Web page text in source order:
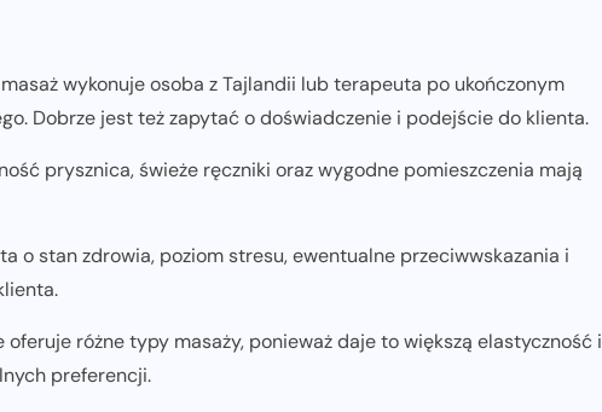
wykonuje osoba z Tajlandii lub terapeuta po ukończonym
Dobrze jest też zapytać o doświadczenie i podejście do klienta.
prysznica, świeże ręczniki oraz wygodne pomieszczenia mają
o stan zdrowia, poziom stresu, ewentualne przeciwwskazania i
różne typy masaży, ponieważ daje to większą elastyczność i
preferencji.